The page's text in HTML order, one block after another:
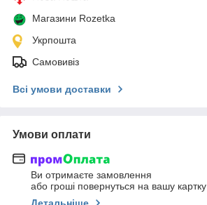
Магазини Rozetka
Укрпошта
Самовивіз
Всі умови доставки
Умови оплати
Ви отримаєте замовлення
або гроші повернуться на вашу картку